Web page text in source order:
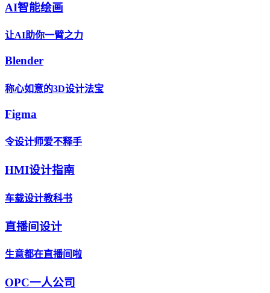
AI智能绘画
让AI助你一臂之力
Blender
称心如意的3D设计法宝
Figma
令设计师爱不释手
HMI设计指南
车载设计教科书
直播间设计
生意都在直播间啦
OPC一人公司